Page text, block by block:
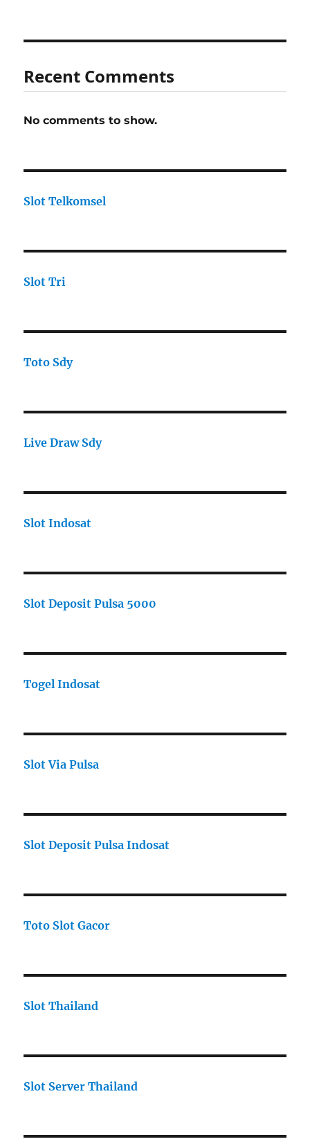
Recent Comments
No comments to show.
Slot Telkomsel
Slot Tri
Toto Sdy
Live Draw Sdy
Slot Indosat
Slot Deposit Pulsa 5000
Togel Indosat
Slot Via Pulsa
Slot Deposit Pulsa Indosat
Toto Slot Gacor
Slot Thailand
Slot Server Thailand